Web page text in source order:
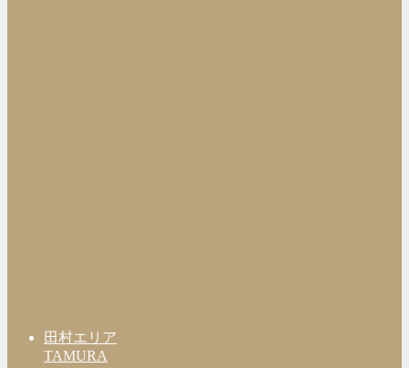
田村エリア
TAMURA